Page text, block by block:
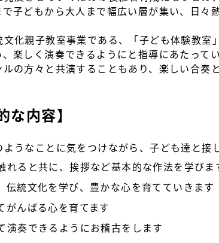
子どもから大人まで幅広い層が集い、日々
化親子教室事業である、「子ども体験教
楽しく演奏できるようにと指導にあたっ
の方々と共演することもあり、楽しい合奏
な内容】
うなことに気をつけながら、子ども達と接
れると共に、挨拶など基本的な作法を学びま
伝統文化を学び、豊かな心を育てていきます
がんばる心を育てます
演奏できるようにお稽古をします